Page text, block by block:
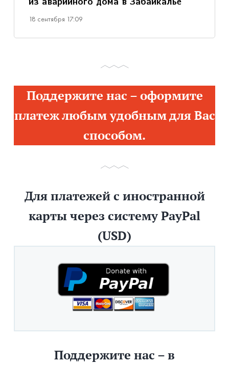
из аварийного дома в Забайкалье
18 сентября 17:09
Поддержите нас – оформите
платеж любым удобным для Вас
способом.
Для платежей с иностранной
карты через систему PayPal
(USD)
Поддержите нас – в